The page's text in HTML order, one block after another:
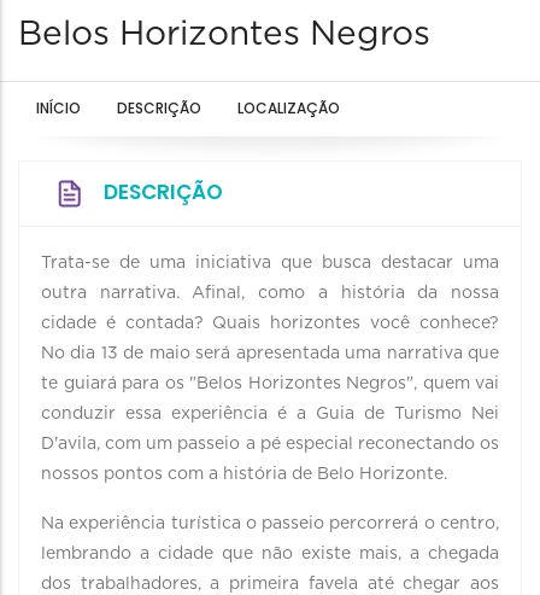
Belos Horizontes Negros
INÍCIO DESCRIÇÃO LOCALIZAÇÃO
DESCRIÇÃO
Trata-se de uma iniciativa que busca destacar uma
outra narrativa. Afinal, como a história da nossa
cidade é contada? Quais horizontes você conhece?
No dia 13 de maio será apresentada uma narrativa que
te guiará para os "Belos Horizontes Negros", quem vai
conduzir essa experiência é a Guia de Turismo Nei
D'avila, com um passeio a pé especial reconectando os
nossos pontos com a história de Belo Horizonte.
Na experiência turística o passeio percorrerá o centro,
lembrando a cidade que não existe mais, a chegada
dos trabalhadores, a primeira favela até chegar aos